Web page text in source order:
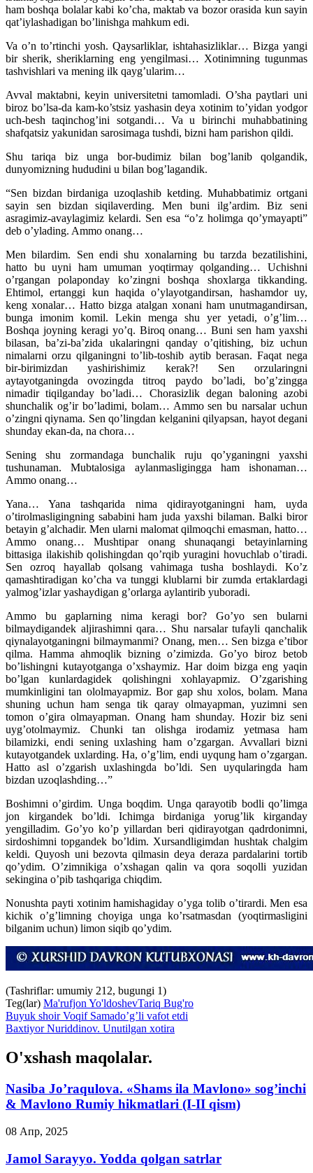
ham boshqa bolalar kabi ko’cha, maktab va bozor orasida kun sayin
qat’iylashadigan bo’linishga mahkum edi.
Va o’n to’rtinchi yosh. Qaysarliklar, ishtahasizliklar… Bizga yangi
bir sherik, sheriklarning eng yengilmasi… Xotinimning tugunmas
tashvishlari va mening ilk qayg’ularim…
Avval maktabni, keyin universitetni tamomladi. O’sha paytlari uni
biroz bo’lsa-da kam-ko’stsiz yashasin deya xotinim to’yidan yodgor
uch-besh taqinchog’ini sotgandi… Va u birinchi muhabbatining
shafqatsiz yakunidan sarosimaga tushdi, bizni ham parishon qildi.
Shu tariqa biz unga bor-budimiz bilan bog’lanib qolgandik,
dunyomizning hududini u bilan bog’lagandik.
“Sen bizdan birdaniga uzoqlashib ketding. Muhabbatimiz ortgani
sayin sen bizdan siqilaverding. Men buni ilg’ardim. Biz seni
asragimiz-avaylagimiz kelardi. Sen esa “o’z holimga qo’ymayapti”
deb o’ylading. Ammo onang…
Men bilardim. Sen endi shu xonalarning bu tarzda bezatilishini,
hatto bu uyni ham umuman yoqtirmay qolganding… Uchishni
o’rgangan polaponday ko’zingni boshqa shoxlarga tikkanding.
Ehtimol, ertanggi kun haqida o’ylayotgandirsan, hashamdor uy,
keng xonalar… Hatto bizga atalgan xonani ham unutmagandirsan,
bunga imonim komil. Lekin menga shu yer yetadi, o’g’lim…
Boshqa joyning keragi yo’q. Biroq onang… Buni sen ham yaxshi
bilasan, ba’zi-ba’zida ukalaringni qanday o’qitishing, biz uchun
nimalarni orzu qilganingni to’lib-toshib aytib berasan. Faqat nega
bir-birimizdan yashirishimiz kerak?! Sen orzularingni
aytayotganingda ovozingda titroq paydo bo’ladi, bo’g’zingga
nimadir tiqilganday bo’ladi… Chorasizlik degan baloning azobi
shunchalik og’ir bo’ladimi, bolam… Ammo sen bu narsalar uchun
o’zingni qiynama. Sen qo’lingdan kelganini qilyapsan, hayot degani
shunday ekan-da, na chora…
Sening shu zormandaga bunchalik ruju qo’yganingni yaxshi
tushunaman. Mubtalosiga aylanmasligingga ham ishonaman…
Ammo onang…
Yana… Yana tashqarida nima qidirayotganingni ham, uyda
o’tirolmasligingning sababini ham juda yaxshi bilaman. Balki biror
betayin g’alchadir. Men ularni malomat qilmoqchi emasman, hatto…
Ammo onang… Mushtipar onang shunaqangi betayinlarning
bittasiga ilakishib qolishingdan qo’rqib yuragini hovuchlab o’tiradi.
Sen ozroq hayallab qolsang vahimaga tusha boshlaydi. Ko’z
qamashtiradigan ko’cha va tunggi klublarni bir zumda ertaklardagi
yalmog’izlar yashaydigan g’orlarga aylantirib yuboradi.
Ammo bu gaplarning nima keragi bor? Go’yo sen bularni
bilmaydigandek aljirashimni qara… Shu narsalar tufayli qanchalik
qiynalayotganingni bilmaymanmi? Onang, men… Sen bizga e’tibor
qilma. Hamma ahmoqlik bizning o’zimizda. Go’yo biroz betob
bo’lishingni kutayotganga o’xshaymiz. Har doim bizga eng yaqin
bo’lgan kunlardagidek qolishingni xohlayapmiz. O’zgarishing
mumkinligini tan ololmayapmiz. Bor gap shu xolos, bolam. Mana
shuning uchun ham senga tik qaray olmayapman, yuzimni sen
tomon o’gira olmayapman. Onang ham shunday. Hozir biz seni
uyg’otolmaymiz. Chunki tan olishga irodamiz yetmasa ham
bilamizki, endi sening uxlashing ham o’zgargan. Avvallari bizni
kutayotgandek uxlarding. Ha, o’g’lim, endi uyqung ham o’zgargan.
Hatto asl o’zgarish uxlashingda bo’ldi. Sen uyqularingda ham
bizdan uzoqlashding…”
Boshimni o’girdim. Unga boqdim. Unga qarayotib bodli qo’limga
jon kirgandek bo’ldi. Ichimga birdaniga yorug’lik kirganday
yengilladim. Go’yo ko’p yillardan beri qidirayotgan qadrdonimni,
sirdoshimni topgandek bo’ldim. Xursandligimdan hushtak chalgim
keldi. Quyosh uni bezovta qilmasin deya deraza pardalarini tortib
qo’ydim. O’zimnikiga o’xshagan qalin va qora soqolli yuzidan
sekingina o’pib tashqariga chiqdim.
Nonushta payti xotinim hamishagiday o’yga tolib o’tirardi. Men esa
kichik o’g’limning choyiga unga ko’rsatmasdan (yoqtirmasligini
bilganim uchun) limon siqib qo’ydim.
(Tashriflar: umumiy 212, bugungi 1)
Teg(lar) Ma'rufjon Yo'ldoshevTariq Bug'ro
Buyuk shoir Voqif Samado’g’li vafot etdi
Baxtiyor Nuriddinov. Unutilgan xotira
O'xshash maqolalar.
Nasiba Jo’raqulova. «Shams ila Mavlono» sog’inchi
& Mavlono Rumiy hikmatlari (I-II qism)
08 Апр, 2025
Jamol Sarayyo. Yodda qolgan satrlar